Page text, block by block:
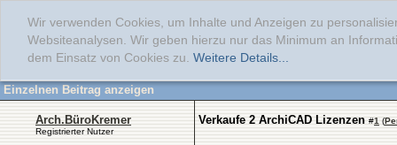
Wir verwenden Cookies, um Inhalte und Anzeigen zu
Websiteanalysen. Wir geben hierzu nur das Minimum an
dem Einsatz von Cookies zu. Weitere Details...
Einzelnen Beitrag anzeigen
Arch.BüroKremer
Registrierter Nutzer
Verkaufe 2 ArchiCAD Lizenzen #1 (